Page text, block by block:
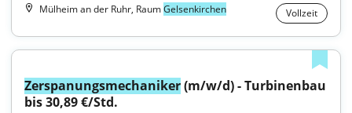
Mülheim an der Ruhr, RaumGelsenkirchen Vollzeit
Zerspanungsmechaniker (m/w/d) - Turbinenbau
bis 30,89 €/Std.